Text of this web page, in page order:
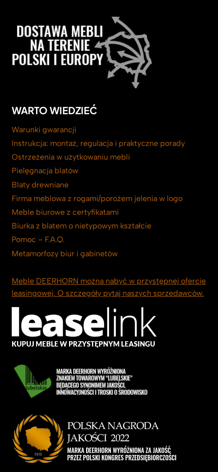
WARTO WIEDZIEĆ
Warunki gwarancji
Instrukcja: montaż, regulacja i praktyczne porady
Ostrzeżenia w użytkowaniu mebli
Pielęgnacja blatów
Blaty drewniane
Firma meblowa z rogami/porożem jelenia w logo
Meble biurowe z certyfikatami
Biurka z blatem o nietypowym kształcie
Pomoc – F.A.Q.
Metamorfozy biur i gabinetów
Meble DEERHORN można nabyć w przystępnej ofercie
leasingowej. O szczegóły pytaj naszych sprzedawców.